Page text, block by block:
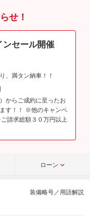
せ！
ンセール開催
、満タン納車！！
からご成約に至ったお
す！！ ※他のキャンペ
請求総額３０万円以上
ローン
装備略号／用語解説